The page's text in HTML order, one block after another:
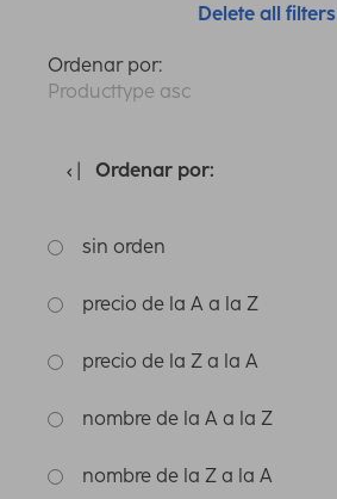
Delete all filters
Ordenar por:
Producttype asc
Ordenar por:
sin orden
precio de la A a la Z
precio de la Z a la A
nombre de la A a la Z
nombre de la Z a la A